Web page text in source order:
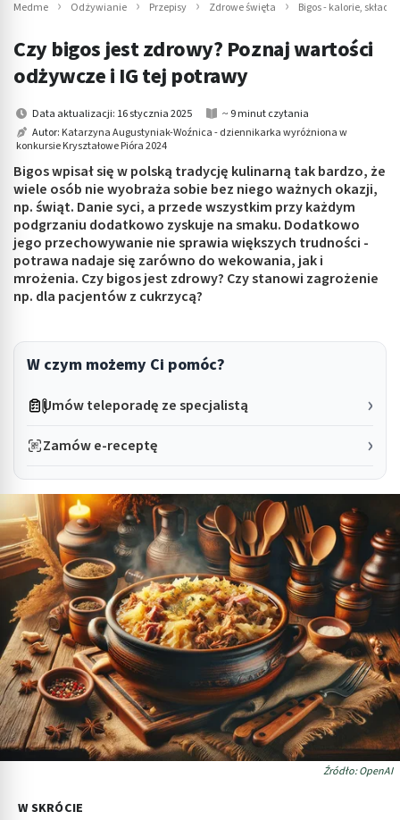
Medme Odżywianie Przepisy Zdrowe święta Bigos - kalorie, skład
Czy bigos jest zdrowy? Poznaj wartości
odżywcze i IG tej potrawy
Data aktualizacji: 16 stycznia 2025
~ 9 minut czytania
Autor: Katarzyna Augustyniak-Woźnica - dziennikarka wyróżniona w
konkursie Kryształowe Pióra 2024
Bigos wpisał się w polską tradycję kulinarną tak bardzo, że
wiele osób nie wyobraża sobie bez niego ważnych okazji,
np. świąt. Danie syci, a przede wszystkim przy każdym
podgrzaniu dodatkowo zyskuje na smaku. Dodatkowo
jego przechowywanie nie sprawia większych trudności -
potrawa nadaje się zarówno do wekowania, jak i
mrożenia. Czy bigos jest zdrowy? Czy stanowi zagrożenie
np. dla pacjentów z cukrzycą?
W czym możemy Ci pomóc?
Umów teleporadę ze specjalistą
Zamów e-receptę
Źródło: OpenAI
W SKRÓCIE